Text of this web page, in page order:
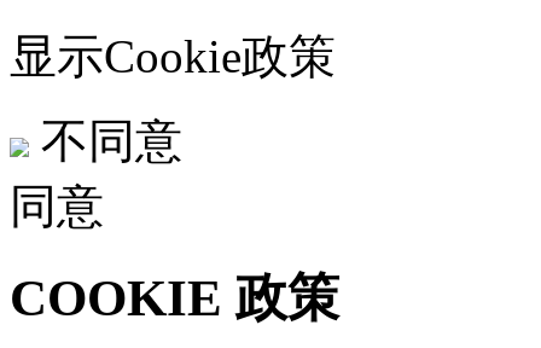
显示Cookie政策
不同意
同意
COOKIE 政策